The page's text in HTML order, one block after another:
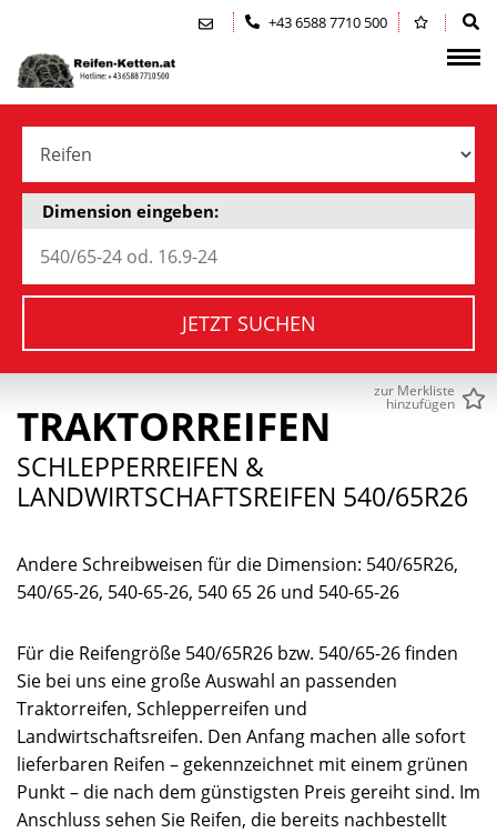
Zum Inhalt springen (Alt+0)
Zum Hauptmenü springen (Alt+1)+43 6588 7710 500
Dimension eingeben:
JETZT SUCHEN
zur Merkliste
hinzufügen
TRAKTORREIFEN
SCHLEPPERREIFEN &
LANDWIRTSCHAFTSREIFEN 540/65R26
Andere Schreibweisen für die Dimension: 540/65R26,
540/65-26, 540-65-26, 540 65 26 und 540-65-26
Für die Reifengröße 540/65R26 bzw. 540/65-26 finden
Sie bei uns eine große Auswahl an passenden
Traktorreifen, Schlepperreifen und
Landwirtschaftsreifen. Den Anfang machen alle sofort
lieferbaren Reifen – gekennzeichnet mit einem grünen
Punkt – die nach dem günstigsten Preis gereiht sind. Im
Anschluss sehen Sie Reifen, die bereits nachbestellt